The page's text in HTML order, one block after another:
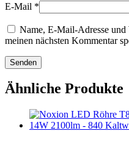
E-Mail *
Name, E-Mail-Adresse
meinen nächsten Kommentar
Ähnliche Produkte